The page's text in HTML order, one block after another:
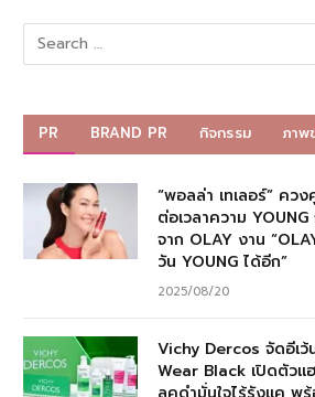
PR BRAND PR กิจกรรม ภาพ
“พอลล่า เทเลอร์” คว
ต่อเวลาความ
จาก OLAY งาน
วัน YOUNG ได้อีก”
2025/08/20
Vichy Dercos จัดอีเ
Wear Black เปิดตัวแ